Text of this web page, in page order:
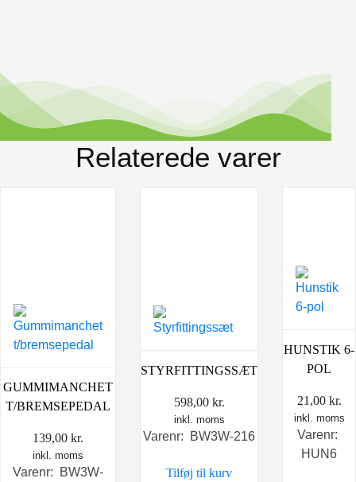
Relaterede varer
GUMMIMANCHET
T/BREMSEPEDAL
139,00 kr.
inkl. moms
Varenr: BW3W-
STYRFITTINGSSÆT
598,00 kr.
inkl. moms
Varenr: BW3W-216
Tilføj til kurv
HUNSTIK 6-
POL
21,00 kr.
inkl. moms
Varenr:
HUN6